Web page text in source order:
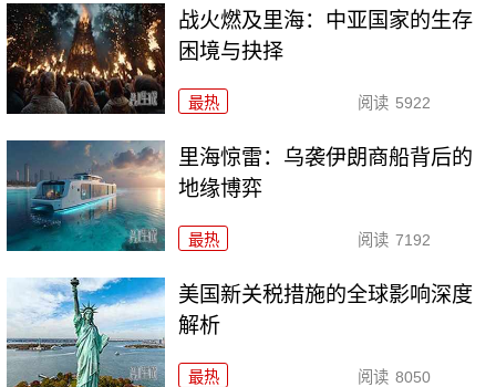
战火燃及里海：中亚国家的生存
困境与抉择
最热 阅读 5922
里海惊雷：乌袭伊朗商船背后的
地缘博弈
最热 阅读 7192
美国新关税措施的全球影响深度
解析
最热 阅读 8050